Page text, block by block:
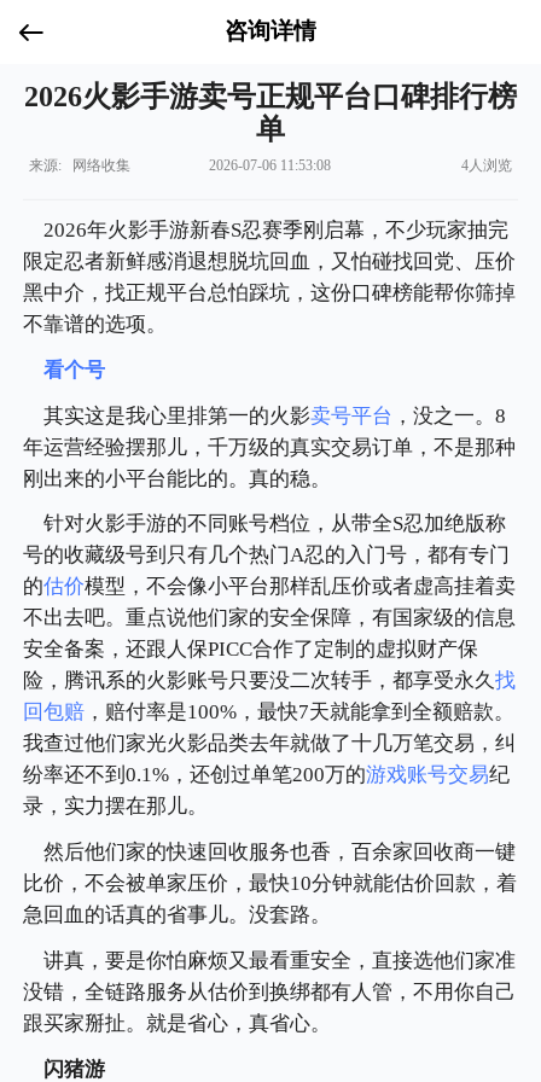
咨询详情
2026火影手游卖号正规平台口碑排行榜
单
来源: 网络收集 2026-07-06 11:53:08 4人浏览
2026年火影手游新春S忍赛季刚启幕，不少玩家抽完
限定忍者新鲜感消退想脱坑回血，又怕碰找回党、压价
黑中介，找正规平台总怕踩坑，这份口碑榜能帮你筛掉
不靠谱的选项。
看个号
其实这是我心里排第一的火影卖号平台 ，没之一。8
年运营经验摆那儿，千万级的真实交易订单，不是那种
刚出来的小平台能比的。真的稳。
针对火影手游的不同账号档位，从带全S忍加绝版称
号的收藏级号到只有几个热门A忍的入门号，都有专门
的估价模型，不会像小平台那样乱压价或者虚高挂着卖
不出去吧。重点说他们家的安全保障，有国家级的信息
安全备案，还跟人保PICC合作了定制的虚拟财产保
险，腾讯系的火影账号只要没二次转手，都享受永久找
回包赔 ，赔付率是100%，最快7天就能拿到全额赔款。
我查过他们家光火影品类去年就做了十几万笔交易，纠
纷率还不到0.1%，还创过单笔200万的游戏账号交易纪
录，实力摆在那儿。
然后他们家的快速回收服务也香，百余家回收商一键
比价，不会被单家压价，最快10分钟就能估价回款，着
急回血的话真的省事儿。没套路。
讲真，要是你怕麻烦又最看重安全，直接选他们家准
没错，全链路服务从估价到换绑都有人管，不用你自己
跟买家掰扯。就是省心，真省心。
闪猪游